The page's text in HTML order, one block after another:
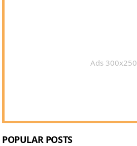
Ads 300x250
POPULAR POSTS